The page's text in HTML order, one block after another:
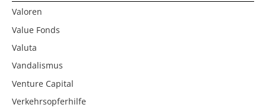
Valoren
Value Fonds
Valuta
Vandalismus
Venture Capital
Verkehrsopferhilfe